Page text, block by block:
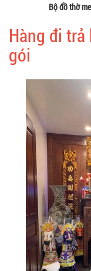
Bộ đồ thờ
Hàng đi trả
gói